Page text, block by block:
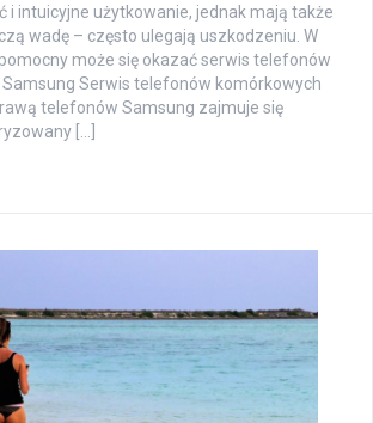
i intuicyjne użytkowanie, jednak mają także
wadę – często ulegają uszkodzeniu. W
może się okazać serwis telefonów
Serwis telefonów komórkowych
telefonów Samsung zajmuje się
[…]